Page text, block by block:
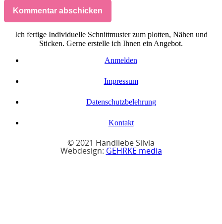
Kommentar abschicken
Ich fertige Individuelle Schnittmuster zum plotten, Nähen und
Sticken. Gerne erstelle ich Ihnen ein Angebot.
Anmelden
Impressum
Datenschutzbelehrung
Kontakt
© 2021 Handliebe Silvia
Webdesign: GEHRKE media